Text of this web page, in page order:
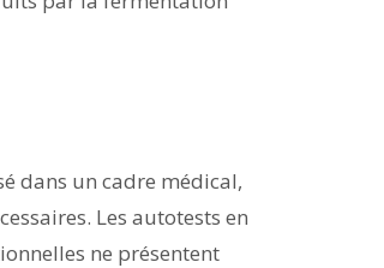
dans un cadre médical,
Les autotests en
ne présentent